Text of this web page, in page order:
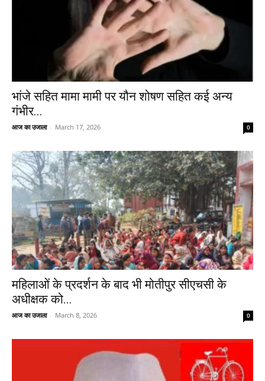
भांजे सहित मामा मामी पर यौन शोषण सहित कई अन्य
गंभीर...
आज का उजाला - March 17, 2026 0
महिलाओं के प्रदर्शन के बाद भी मोतीपुर सीएचसी के
अधीक्षक को...
आज का उजाला - March 8, 2026 0